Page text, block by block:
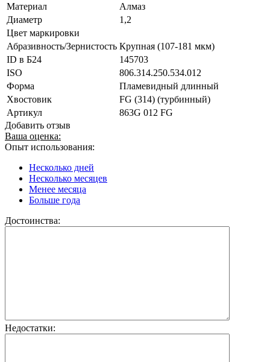
Материал
Алмаз
Диаметр
1,2
Цвет маркировки
Абразивность/Зернистость Крупная (107-181 мкм)
ID в Б24
145703
ISO
806.314.250.534.012
Форма
Пламевидный длинный
Хвостовик
FG (314) (турбинный)
Артикул
863G 012 FG
Добавить отзыв
Ваша оценка:
Опыт использования:
Несколько дней
Несколько месяцев
Менее месяца
Больше года
Достоинства:
Недостатки: